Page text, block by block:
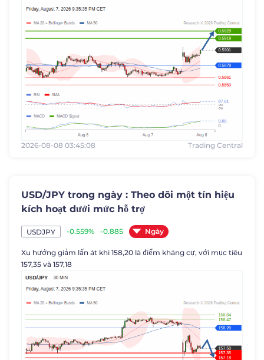
2026-08-08 03:45:08 Trading Central
USD/JPY trong ngày : Theo dõi một tín hiệu
kích hoạt dưới mức hỗ trợ
USDJPY -0.559% -0.885 Ngày
Xu hướng giảm lấn át khi 158,20 là điểm kháng cự, với mục tiêu
157,35 và 157,18